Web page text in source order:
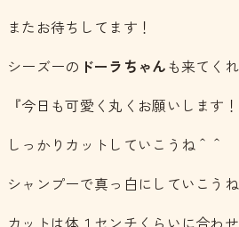
またお待ちしてます！
シーズーの ドーラちゃんも来てく
『今日も可愛く丸くお願いします！
しっかりカットしていこうね＾＾
シャンプーで真っ白にしていこうね